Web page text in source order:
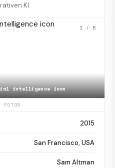
KI.
intelligence icon
1 / 5
FOTOS
2015
San Francisco, USA
Sam Altman